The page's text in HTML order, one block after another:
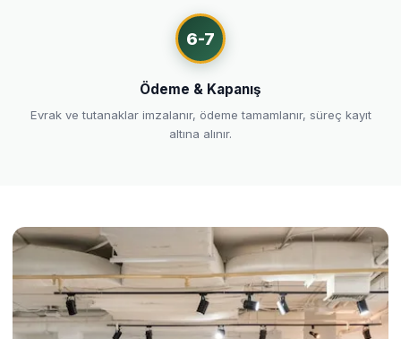
6-7
Ödeme & Kapanış
Evrak ve tutanaklar imzalanır, ödeme tamamlanır, süreç kayıt
altına alınır.